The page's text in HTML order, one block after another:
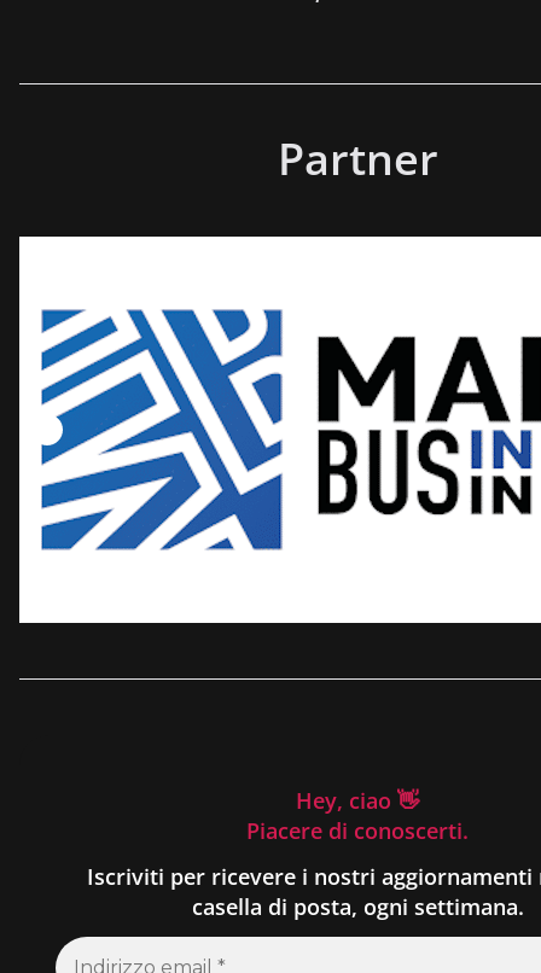
Partner
Hey, ciao 👋
Piacere di conoscerti.
Iscriviti per ricevere i nostri aggiornamenti
casella di posta, ogni settimana.